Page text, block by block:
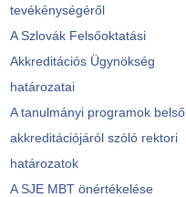
tevékénységéről
A Szlovák Felsőoktatási
Akkreditációs Ügynökség
határozatai
A tanulmányi programok belső
akkreditációjáról szóló rektori
határozatok
A SJE MBT önértékelése